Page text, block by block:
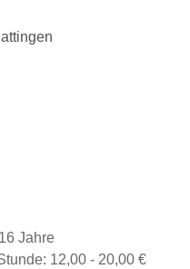
Jahre
12,00 - 20,00 €